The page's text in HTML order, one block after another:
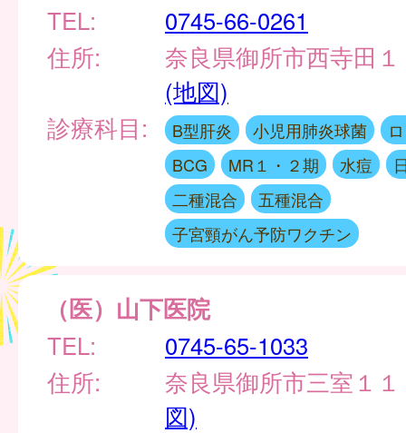
TEL:
0745-66-0261
住所:
奈良県御所市西寺田
(地図)
診療科目:
B型肝炎 小児用肺炎球菌
BCG
MR１・２期 水痘
二種混合
五種混合
子宮頸がん予防ワクチン
（医）山下医院
TEL:
0745-65-1033
住所:
奈良県御所市三室１
図)